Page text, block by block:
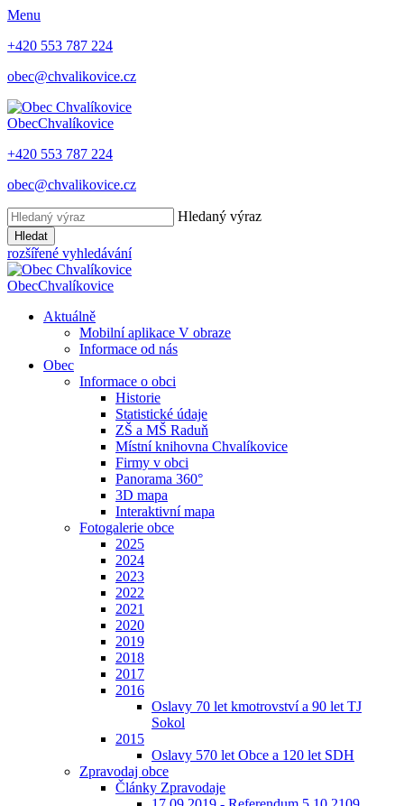
Menu
+420 553 787 224
obec@chvalikovice.cz
ObecChvalíkovice
+420 553 787 224
obec@chvalikovice.cz
Hledaný výraz
Hledat
rozšířené vyhledávání
ObecChvalíkovice
Aktuálně
Mobilní aplikace V obraze
Informace od nás
Obec
Informace o obci
Historie
Statistické údaje
ZŠ a MŠ Raduň
Místní knihovna Chvalíkovice
Firmy v obci
Panorama 360°
3D mapa
Interaktivní mapa
Fotogalerie obce
2025
2024
2023
2022
2021
2020
2019
2018
2017
2016
Oslavy 70 let kmotrovství a 90 let TJ
Sokol
2015
Oslavy 570 let Obce a 120 let SDH
Zpravodaj obce
Články Zpravodaje